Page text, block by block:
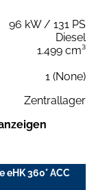
96 kW / 131 PS
Diesel
1.499 cm³
1 (None)
Zentrallager
eHK 360° ACC